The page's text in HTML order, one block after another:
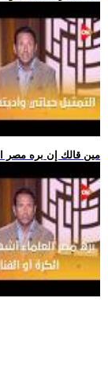
.. مين قالك إن بره مصر